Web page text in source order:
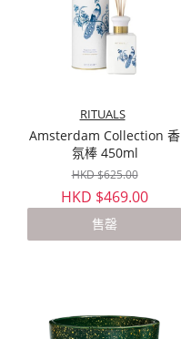
RITUALS
Amsterdam Collection 香
氛棒 450ml
HKD $625.00
HKD $469.00
售罄